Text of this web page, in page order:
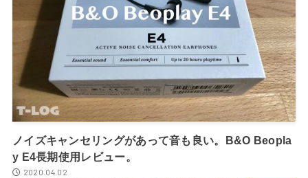
ノイズキャンセリングがあって音も良い。B&O Beopla
y E4長期使用レビュー。
2020.04.02